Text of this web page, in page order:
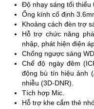
Độ nhạy sáng tối thiểu
Ống kính cố định
Khoảng cách đèn trợ
Hỗ trợ chức năng
nhập, phát hiện điện
Chống ngược sáng
Chế độ ngày đêm
động bù tín hiệu ảnh
nhiễu (3D-DNR).
Tích hợp Mic.
Hỗ trợ khe cắm thẻ